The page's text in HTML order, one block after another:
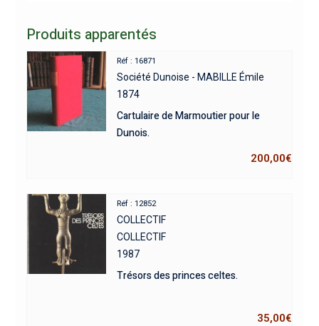
Produits apparentés
Réf : 16871
Société Dunoise - MABILLE Émile
1874
Cartulaire de Marmoutier pour le
Dunois.
200,00€
Réf : 12852
COLLECTIF
COLLECTIF
1987
Trésors des princes celtes.
35,00€